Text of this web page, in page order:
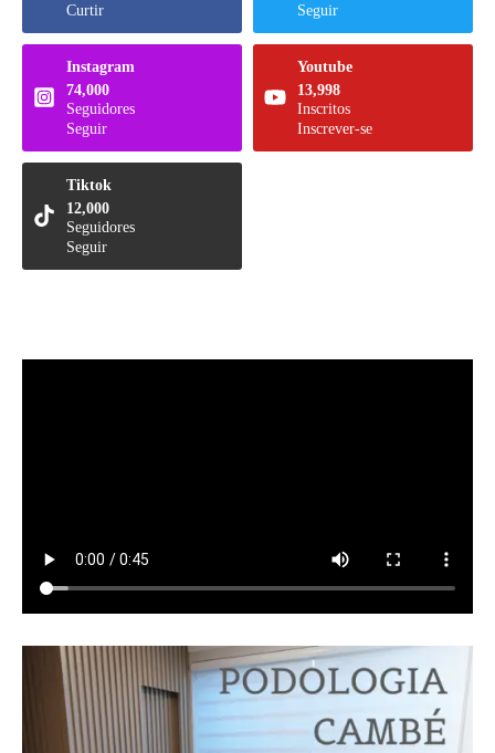
Curtir
Seguir
Instagram
74,000
Seguidores
Seguir
Youtube
13,998
Inscritos
Inscrever-se
Tiktok
12,000
Seguidores
Seguir